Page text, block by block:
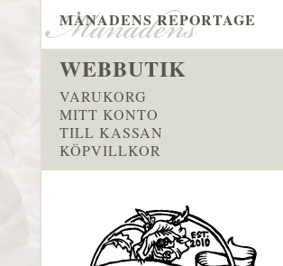
MÅNADENS REPORTAGE
WEBBUTIK
VARUKORG
MITT KONTO
TILL KASSAN
KÖPVILLKOR